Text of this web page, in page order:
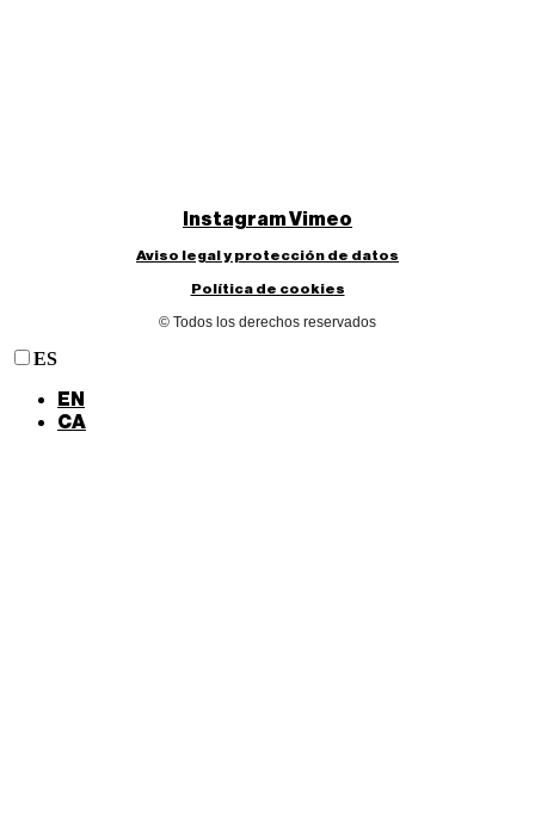
InstagramVimeo
Aviso legal y protección de datos
Política de cookies
© Todos los derechos reservados
ES
EN
CA